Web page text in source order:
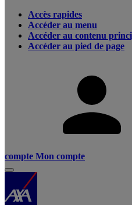
Accès rapides
Accéder au menu
Accéder au contenu
Accéder au pied de page
compte Mon compte